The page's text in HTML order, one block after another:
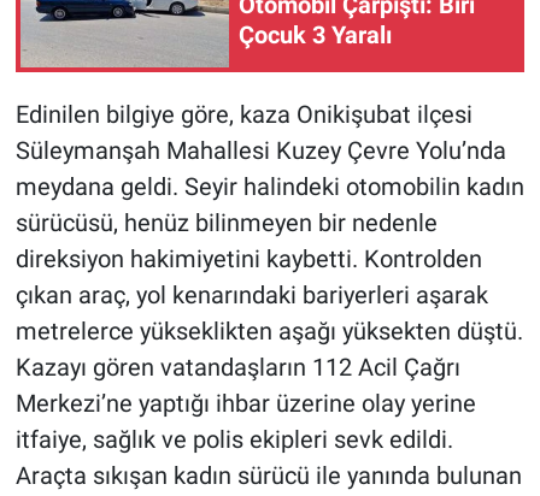
Çocuk 3 Yaralı
Edinilen bilgiye göre, kaza Onikişubat ilçesi
Süleymanşah Mahallesi Kuzey Çevre Yolu’nda
meydana geldi. Seyir halindeki otomobilin kadın
sürücüsü, henüz bilinmeyen bir nedenle
direksiyon hakimiyetini kaybetti. Kontrolden
çıkan araç, yol kenarındaki bariyerleri aşarak
metrelerce yükseklikten aşağı yüksekten düştü.
Kazayı gören vatandaşların 112 Acil Çağrı
Merkezi’ne yaptığı ihbar üzerine olay yerine
itfaiye, sağlık ve polis ekipleri sevk edildi.
Araçta sıkışan kadın sürücü ile yanında bulunan